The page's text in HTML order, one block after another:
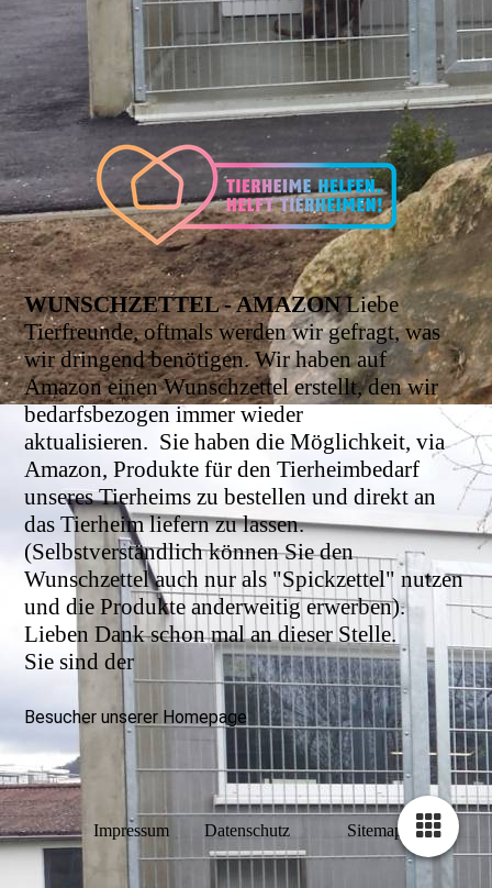
WUNSCHZETTEL - AMAZONLiebe
Tierfreunde, oftmals werden wir gefragt, was
wir dringend benötigen. Wir haben auf
Amazon einen Wunschzettel erstellt, den wir
bedarfsbezogen immer wieder
aktualisieren. Sie haben die Möglichkeit, via
Amazon, Produkte für den Tierheimbedarf
unseres Tierheims zu bestellen und direkt an
das Tierheim liefern zu lassen.
(Selbstverständlich können Sie den
Wunschzettel auch nur als "Spickzettel" nutzen
und die Produkte anderweitig erwerben).
Lieben Dank schon mal an dieser Stelle.
Sie sind der
Besucher unserer Homepage
Impressum Datenschutz Sitemap